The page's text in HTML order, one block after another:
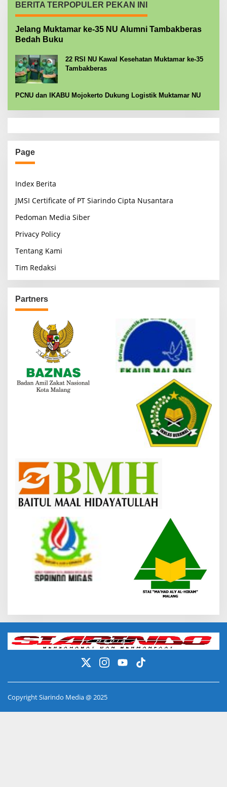
BERITA TERPOPULER PEKAN INI
Jelang Muktamar ke-35 NU Alumni Tambakberas
Bedah Buku
22 RSI NU Kawal Kesehatan Muktamar ke-35
Tambakberas
PCNU dan IKABU Mojokerto Dukung Logistik Muktamar NU
Page
Index Berita
JMSI Certificate of PT Siarindo Cipta Nusantara
Pedoman Media Siber
Privacy Policy
Tentang Kami
Tim Redaksi
Partners
Copyright Siarindo Media @ 2025